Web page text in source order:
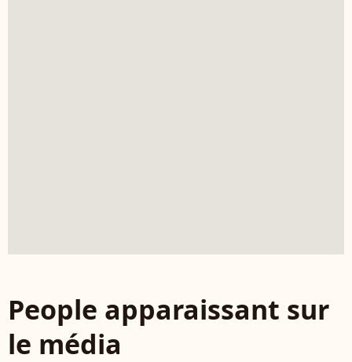
People apparaissant sur
le média